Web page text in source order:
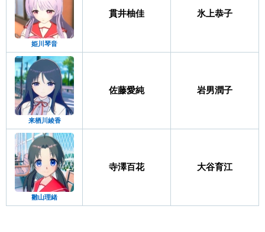
姫川琴音
貫井柚佳 氷上恭子
来栖川綾香
佐藤愛純 岩男潤子
雛山理緒
寺澤百花 大谷育江